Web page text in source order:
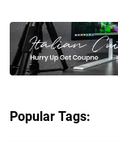
Popular Tags: